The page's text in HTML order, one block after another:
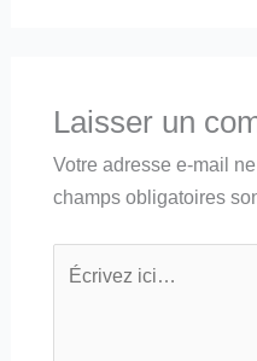
Laisser un
Votre adresse e-mail
champs obligatoires